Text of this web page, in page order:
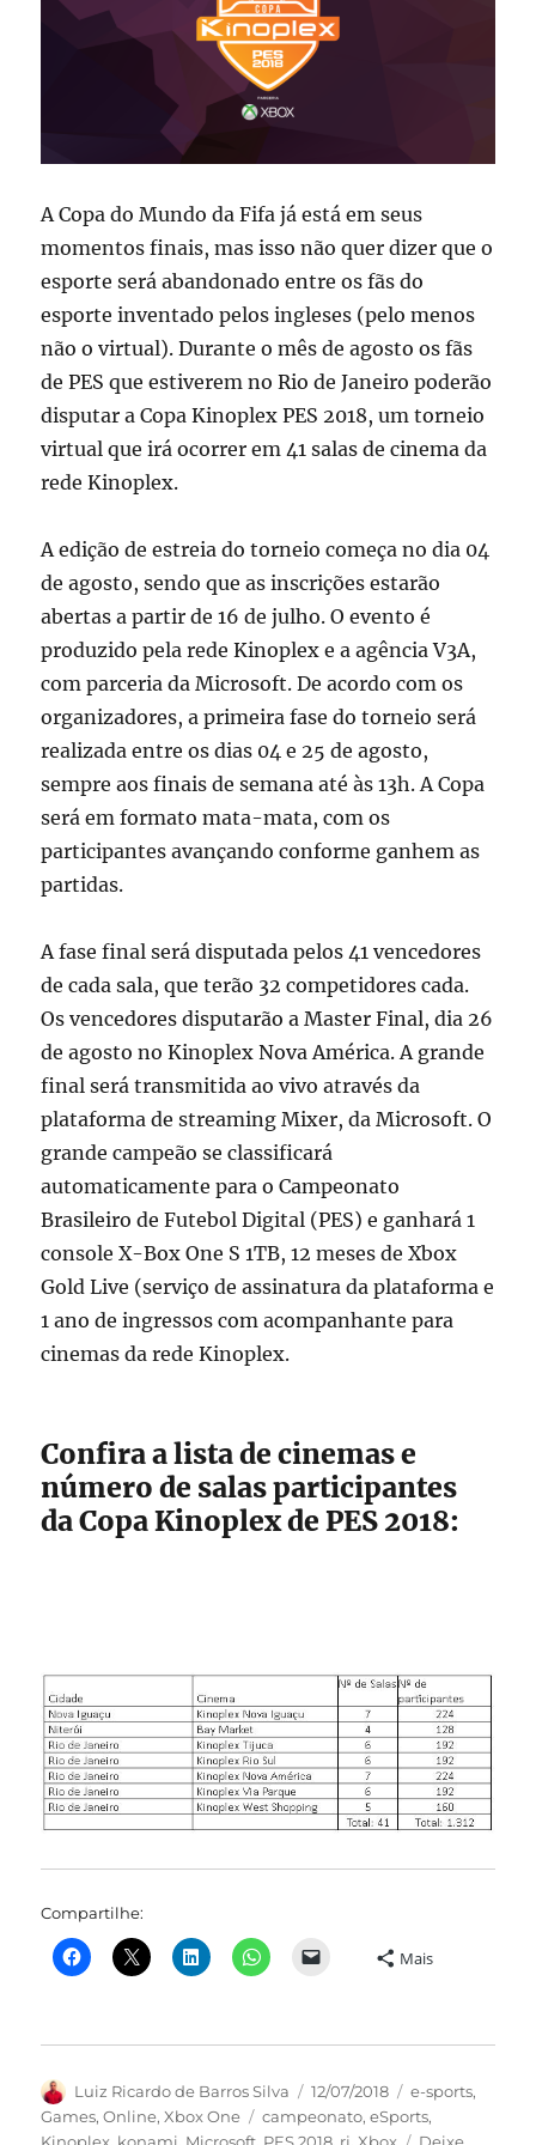
A Copa do Mundo da Fifa já está em seus
momentos finais, mas isso não quer dizer que o
esporte será abandonado entre os fãs do
esporte inventado pelos ingleses (pelo menos
não o virtual). Durante o mês de agosto os fãs
de PES que estiverem no Rio de Janeiro poderão
disputar a Copa Kinoplex PES 2018, um torneio
virtual que irá ocorrer em 41 salas de cinema da
rede Kinoplex.
A edição de estreia do torneio começa no dia 04
de agosto, sendo que as inscrições estarão
abertas a partir de 16 de julho. O evento é
produzido pela rede Kinoplex e a agência V3A,
com parceria da Microsoft. De acordo com os
organizadores, a primeira fase do torneio será
realizada entre os dias 04 e 25 de agosto,
sempre aos finais de semana até às 13h. A Copa
será em formato mata-mata, com os
participantes avançando conforme ganhem as
partidas.
A fase final será disputada pelos 41 vencedores
de cada sala, que terão 32 competidores cada.
Os vencedores disputarão a Master Final, dia 26
de agosto no Kinoplex Nova América. A grande
final será transmitida ao vivo através da
plataforma de streaming Mixer, da Microsoft. O
grande campeão se classificará
automaticamente para o Campeonato
Brasileiro de Futebol Digital (PES) e ganhará 1
console X-Box One S 1TB, 12 meses de Xbox
Gold Live (serviço de assinatura da plataforma e
1 ano de ingressos com acompanhante para
cinemas da rede Kinoplex.
Confira a lista de cinemas e
número de salas participantes
da Copa Kinoplex de PES 2018:
Compartilhe:
Mais
Autor
Luiz Ricardo de Barros Silva
Publicado
em
12/07/2018 Categorias
e-sports,
Games,Online,Xbox One Tags
campeonato,eSports,